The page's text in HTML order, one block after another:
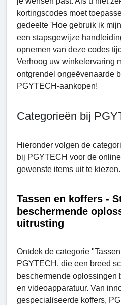
kortingscodes moet
gedeelte 'Hoe gebruik ik
een stapsgewijze
opnemen van deze codes
Verhoog uw winkelervaring
ontgrendel ongeëvenaarde
PGYTECH-aankopen!
Categorieën bij
Hieronder volgen de
bij PGYTECH voor de
gewenste items uit te kiezen.
Tassen en koffers -
beschermende
uitrusting
Ontdek de categorie
PGYTECH, die een breed
beschermende oplossingen
en videoapparatuur. Van
gespecialiseerde koffers,